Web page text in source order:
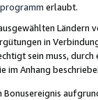
erlaubt.
Ländern
in
sein muss,
im Anhang